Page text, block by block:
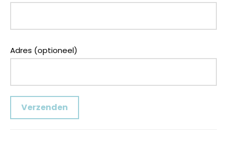
Adres (optioneel)